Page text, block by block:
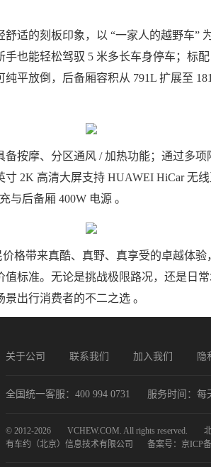
适的刻板印象，以 “一家人的越野车”
手也能轻松驾驭 5 米多长车身停车；标
平放倒，后备厢容积从 791L 扩展至
按摩、分区通风 / 加热功能；通过多项
寸 2K 高清大屏支持 HUAWEI HiCar 无
与后备厢 400W 电源 。
格带来真酷、真野、真享受的卓越体
值标准。无论是挑战极限路况，还是日
出行消费者的不二之选 。
关于公司 联系我们 加入我们 隐
全国统一客服：400 994 0731 服务时间：每
© 2012-2026 VCHEW.COM. All rights reserved.
有车约（北京）信息技术有限公司
备案号：京ICP